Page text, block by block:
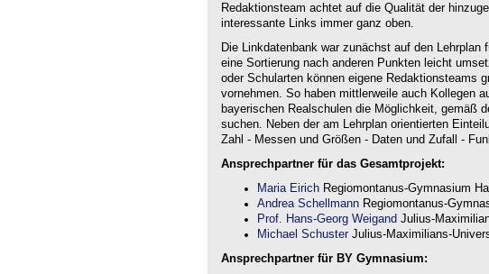
Redaktionsteam achtet auf die Qualität der
interessante Links immer ganz oben.
Die Linkdatenbank war zunächst auf den
eine Sortierung nach anderen Punkten leicht
oder Schularten können eigene Redaktionsteams
vornehmen. So haben mittlerweile auch Kollegen
bayerischen Realschulen die Möglichkeit, gemäß
suchen. Neben der am Lehrplan orientierten
Zahl - Messen und Größen - Daten und Zufall -
Ansprechpartner für das Gesamtprojekt:
Maria Eirich Regiomontanus-Gymnasium
Andrea Schellmann Regiomontanus-
Prof. Hans-Georg Weigand Julius-
Michael Schuster Julius-Maximilians-
Ansprechpartner für BY Gymnasium: